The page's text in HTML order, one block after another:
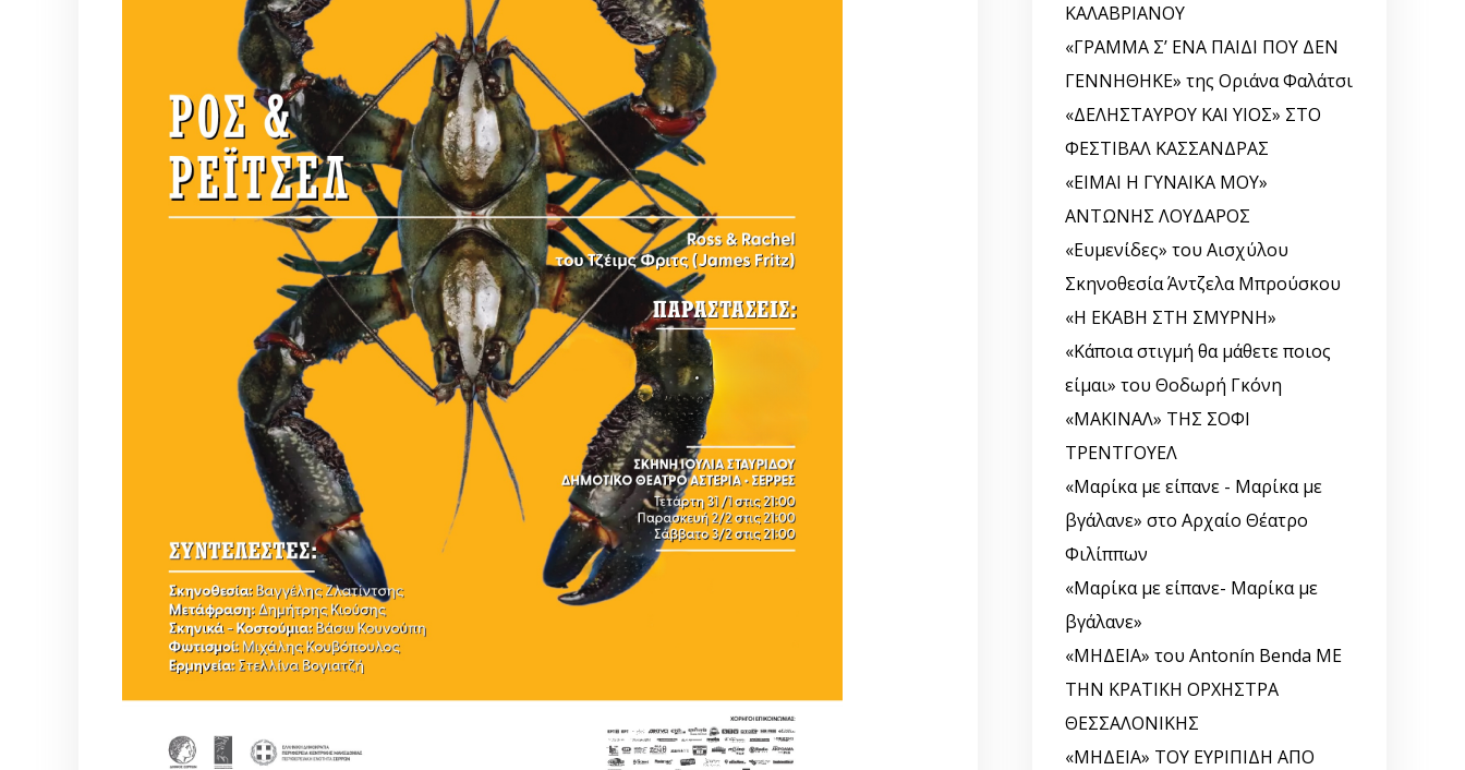
ΚΑΛΑΒΡΙΑΝΟΥ
«ΓΡΑΜΜΑ Σ’ ΕΝΑ ΠΑΙΔΙ ΠΟΥ ΔΕΝ
ΓΕΝΝΗΘΗΚΕ» της Οριάνα Φαλάτσι
«ΔΕΛΗΣΤΑΥΡΟΥ ΚΑΙ ΥΙΟΣ» ΣΤΟ
ΦΕΣΤΙΒΑΛ ΚΑΣΣΑΝΔΡΑΣ
«ΕΙΜΑΙ Η ΓΥΝΑΙΚΑ ΜΟΥ»
ΑΝΤΩΝΗΣ ΛΟΥΔΑΡΟΣ
«Ευμενίδες» του Αισχύλου
Σκηνοθεσία Άντζελα Μπρούσκου
«Η ΕΚΑΒΗ ΣΤΗ ΣΜΥΡΝΗ»
«Κάποια στιγμή θα μάθετε ποιος
είμαι» του Θοδωρή Γκόνη
«ΜΑΚΙΝΑΛ» ΤΗΣ ΣΟΦΙ
ΤΡΕΝΤΓΟΥΕΛ
«Μαρίκα με είπανε - Μαρίκα με
βγάλανε» στο Αρχαίο Θέατρο
Φιλίππων
«Μαρίκα με είπανε- Μαρίκα με
βγάλανε»
«ΜΗΔΕΙΑ» του Antonín Benda ΜΕ
ΤΗΝ ΚΡΑΤΙΚΗ ΟΡΧΗΣΤΡΑ
ΘΕΣΣΑΛΟΝΙΚΗΣ
«ΜΗΔΕΙΑ» ΤΟΥ ΕΥΡΙΠΙΔΗ ΑΠΟ